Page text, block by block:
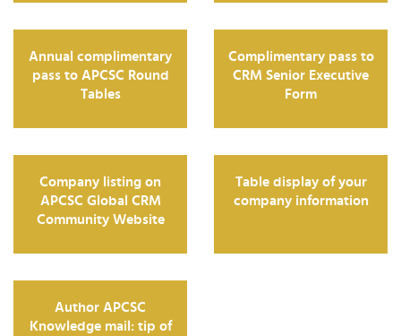
Annual complimentary
pass to APCSC Round
Tables
Complimentary pass to
CRM Senior Executive
Form
Company listing on
APCSC Global CRM
Community Website
Table display of your
company information
Author APCSC
Knowledge mail: tip of